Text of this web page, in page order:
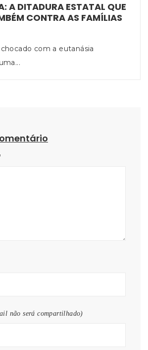
A DITADURA ESTATAL QUE
CONTRA AS FAMÍLIAS
com a eutanásia
não será compartilhado)